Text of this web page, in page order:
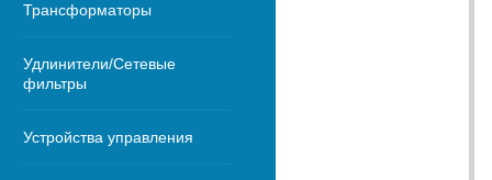
Трансформаторы
Удлинители/Сетевые
фильтры
Устройства управления